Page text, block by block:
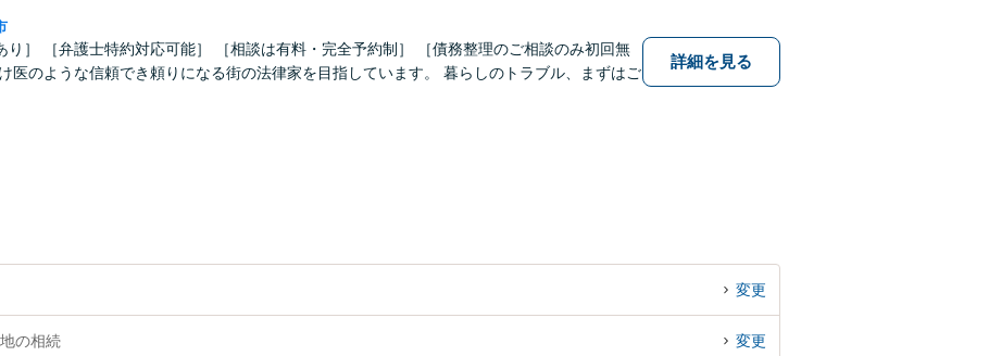
り］ ［弁護士特約対応可能］ ［相談は有料・完全予約制］ ［債務整理のご相談のみ初回無
医のような信頼でき頼りになる街の法律家を目指しています。 暮らしのトラブル、まずはご
詳細を見る
変更
の相続 変更